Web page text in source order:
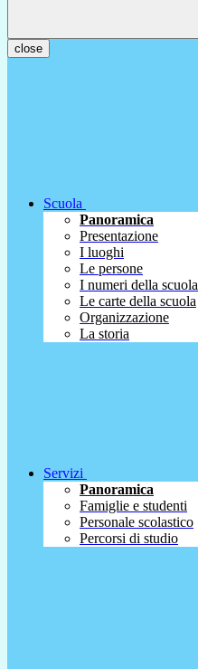
close
Scuola
Panoramica
Presentazione
I luoghi
Le persone
I numeri della scuola
Le carte della scuola
Organizzazione
La storia
Servizi
Panoramica
Famiglie e studenti
Personale scolastico
Percorsi di studio